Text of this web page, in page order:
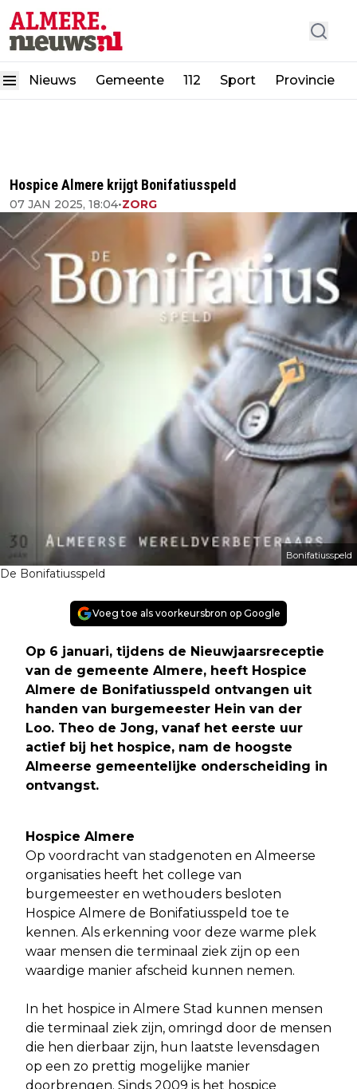
Nieuws Gemeente 112 Sport Provincie
Hospice Almere krijgt Bonifatiusspeld
07 JAN 2025, 18:04•ZORG
Bonifatiusspeld
De Bonifatiusspeld
Voeg toe als voorkeursbron op Google
Op 6 januari, tijdens de Nieuwjaarsreceptie
van de gemeente Almere, heeft Hospice
Almere de Bonifatiusspeld ontvangen uit
handen van burgemeester Hein van der
Loo. Theo de Jong, vanaf het eerste uur
actief bij het hospice, nam de hoogste
Almeerse gemeentelijke onderscheiding in
ontvangst.
Hospice Almere
Op voordracht van stadgenoten en Almeerse
organisaties heeft het college van
burgemeester en wethouders besloten
Hospice Almere de Bonifatiusspeld toe te
kennen. Als erkenning voor deze warme plek
waar mensen die terminaal ziek zijn op een
waardige manier afscheid kunnen nemen.
In het hospice in Almere Stad kunnen mensen
die terminaal ziek zijn, omringd door de mensen
die hen dierbaar zijn, hun laatste levensdagen
op een zo prettig mogelijke manier
doorbrengen. Sinds 2009 is het hospice